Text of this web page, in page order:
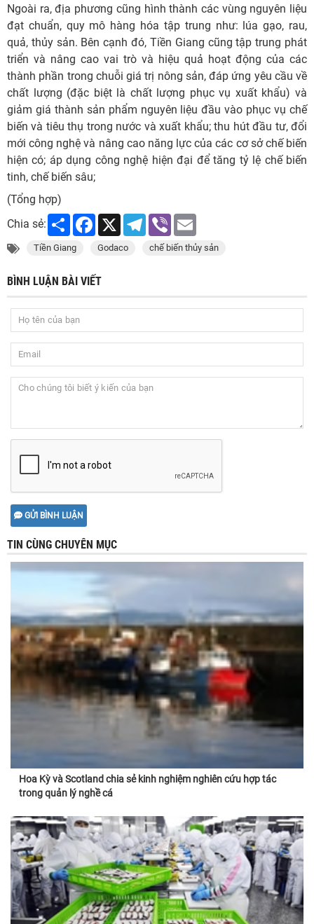
Ngoài ra, địa phương cũng hình thành các vùng nguyên liệu
đạt chuẩn, quy mô hàng hóa tập trung như: lúa gạo, rau,
quả, thủy sản. Bên cạnh đó, Tiền Giang cũng tập trung phát
triển và nâng cao vai trò và hiệu quả hoạt động của các
thành phần trong chuỗi giá trị nông sản, đáp ứng yêu cầu về
chất lượng (đặc biệt là chất lượng phục vụ xuất khẩu) và
giảm giá thành sản phẩm nguyên liệu đầu vào phục vụ chế
biến và tiêu thụ trong nước và xuất khẩu; thu hút đầu tư, đổi
mới công nghệ và nâng cao năng lực của các cơ sở chế biến
hiện có; áp dụng công nghệ hiện đại để tăng tỷ lệ chế biến
tinh, chế biến sâu;
(Tổng hợp)
Chia sẻ:
Share Facebook
X Telegram
Viber
Tiền Giang Godaco chế biến thủy sản
BÌNH LUẬN BÀI VIẾT
GỬI BÌNH LUẬN
TIN CÙNG CHUYÊN MỤC
Hoa Kỳ và Scotland chia sẻ kinh nghiệm nghiên cứu hợp tác
trong quản lý nghề cá